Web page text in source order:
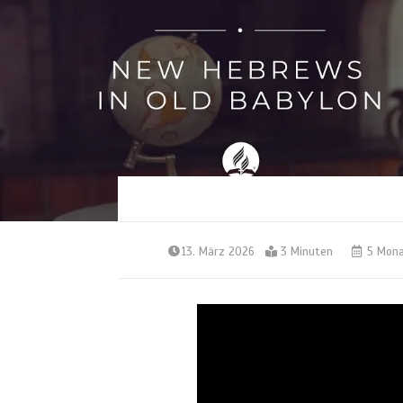
13. März 2026 3 Minuten 5